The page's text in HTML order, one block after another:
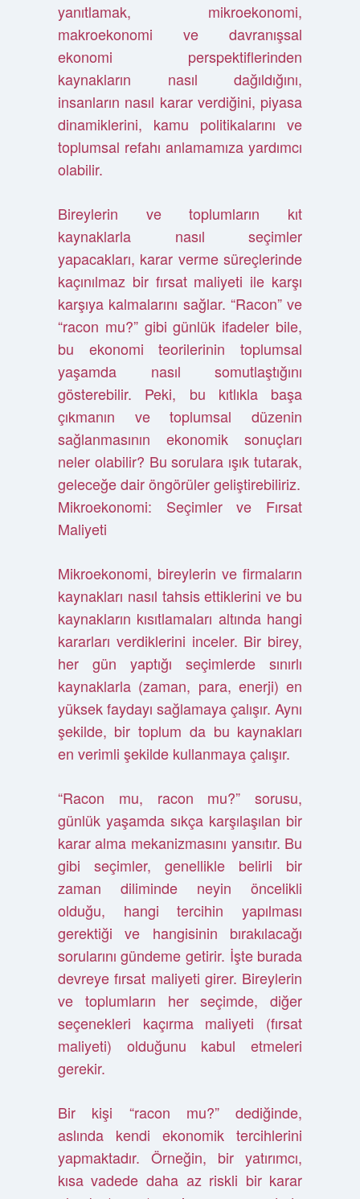
yanıtlamak, mikroekonomi,
makroekonomi ve davranışsal
ekonomi perspektiflerinden
kaynakların nasıl dağıldığını,
insanların nasıl karar verdiğini, piyasa
dinamiklerini, kamu politikalarını ve
toplumsal refahı anlamamıza yardımcı
olabilir.
Bireylerin ve toplumların kıt
kaynaklarla nasıl seçimler
yapacakları, karar verme süreçlerinde
kaçınılmaz bir fırsat maliyeti ile karşı
karşıya kalmalarını sağlar. “Racon” ve
“racon mu?” gibi günlük ifadeler bile,
bu ekonomi teorilerinin toplumsal
yaşamda nasıl somutlaştığını
gösterebilir. Peki, bu kıtlıkla başa
çıkmanın ve toplumsal düzenin
sağlanmasının ekonomik sonuçları
neler olabilir? Bu sorulara ışık tutarak,
geleceğe dair öngörüler geliştirebiliriz.
Mikroekonomi: Seçimler ve Fırsat
Maliyeti
Mikroekonomi, bireylerin ve firmaların
kaynakları nasıl tahsis ettiklerini ve bu
kaynakların kısıtlamaları altında hangi
kararları verdiklerini inceler. Bir birey,
her gün yaptığı seçimlerde sınırlı
kaynaklarla (zaman, para, enerji) en
yüksek faydayı sağlamaya çalışır. Aynı
şekilde, bir toplum da bu kaynakları
en verimli şekilde kullanmaya çalışır.
“Racon mu, racon mu?” sorusu,
günlük yaşamda sıkça karşılaşılan bir
karar alma mekanizmasını yansıtır. Bu
gibi seçimler, genellikle belirli bir
zaman diliminde neyin öncelikli
olduğu, hangi tercihin yapılması
gerektiği ve hangisinin bırakılacağı
sorularını gündeme getirir. İşte burada
devreye fırsat maliyeti girer. Bireylerin
ve toplumların her seçimde, diğer
seçenekleri kaçırma maliyeti (fırsat
maliyeti) olduğunu kabul etmeleri
gerekir.
Bir kişi “racon mu?” dediğinde,
aslında kendi ekonomik tercihlerini
yapmaktadır. Örneğin, bir yatırımcı,
kısa vadede daha az riskli bir karar